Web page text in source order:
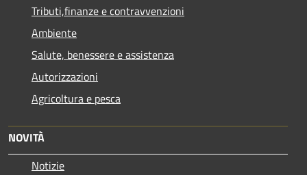
Tributi,finanze e contravvenzioni
Ambiente
Salute, benessere e assistenza
Autorizzazioni
Agricoltura e pesca
NOVITÀ
Notizie